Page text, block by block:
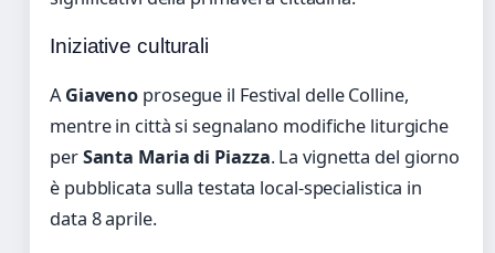
Iniziative culturali
AGiaveno prosegue il Festival delle Colline,
mentre in città si segnalano modifiche liturgiche
perSanta Maria di Piazza. La vignetta del giorno
è pubblicata sulla testata local-specialistica in
data 8 aprile.